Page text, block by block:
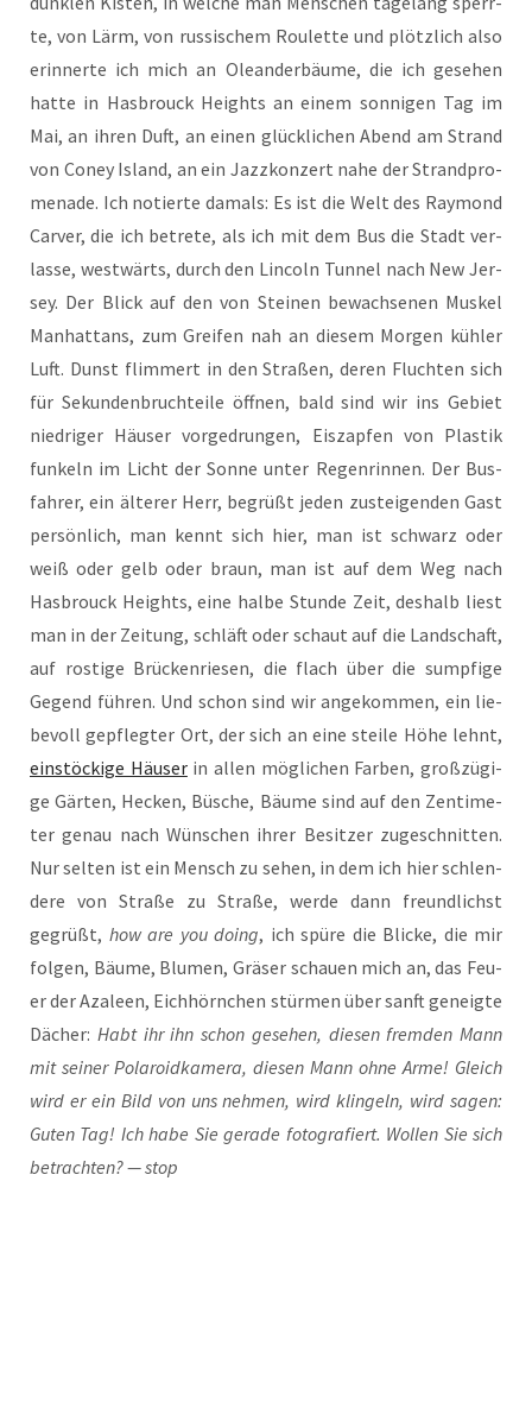
te, von Lärm, von rus­si­schem Rou­lette und plötz­lich also
erin­ner­te ich mich an Ole­an­der­bäu­me, die ich gese­hen
hat­te in Has­b­rouck Heights an einem son­ni­gen Tag im
Mai, an ihren Duft, an einen glück­li­chen Abend am Strand
von Coney Island, an ein Jazz­kon­zert nahe der Strand­pro­
me­na­de. Ich notier­te damals: Es ist die Welt des Ray­mond
Car­ver, die ich betre­te, als ich mit dem Bus die Stadt ver­
las­se, west­wärts, durch den Lin­coln Tun­nel nach New Jer­
sey. Der Blick auf den von Stei­nen bewach­se­nen Mus­kel
Man­hat­tans, zum Grei­fen nah an die­sem Mor­gen küh­ler
Luft. Dunst flim­mert in den Stra­ßen, deren Fluch­ten sich
für Sekun­den­bruch­tei­le öff­nen, bald sind wir ins Gebiet
nied­ri­ger Häu­ser vor­ge­drun­gen, Eis­zap­fen von Plas­tik
fun­keln im Licht der Son­ne unter Regen­rin­nen. Der Bus­
fah­rer, ein älte­rer Herr, begrüßt jeden zustei­gen­den Gast
per­sön­lich, man kennt sich hier, man ist schwarz oder
weiß oder gelb oder braun, man ist auf dem Weg nach
Has­b­rouck Heights, eine hal­be Stun­de Zeit, des­halb liest
man in der Zei­tung, schläft oder schaut auf die Land­schaft,
auf ros­ti­ge Brü­cken­rie­sen, die flach über die sump­fi­ge
Gegend füh­ren. Und schon sind wir ange­kom­men, ein lie­
be­voll gepfleg­ter Ort, der sich an eine stei­le Höhe lehnt,
ein­stö­cki­ge Häu­serin allen mög­li­chen Far­ben, groß­zü­gi­
ge Gär­ten, Hecken, Büsche, Bäu­me sind auf den Zen­ti­me­
ter genau nach Wün­schen ihrer Besit­zer zuge­schnit­ten.
Nur sel­ten ist ein Mensch zu sehen, in dem ich hier schlen­
de­re von Stra­ße zu Stra­ße, wer­de dann freund­lichst
gegrüßt, how are you doing, ich spü­re die Bli­cke, die mir
fol­gen, Bäu­me, Blu­men, Grä­ser schau­en mich an, das Feu­
er der Aza­leen, Eich­hörn­chen stür­men über sanft geneig­te
Dächer: Habt ihr ihn schon gese­hen, die­sen frem­den Mann
mit sei­ner Pola­roid­ka­me­ra, die­sen Mann ohne Arme! Gleich
wird er ein Bild von uns neh­men, wird klin­geln, wird sagen:
Guten Tag! Ich habe Sie gera­de foto­gra­fiert. Wol­len Sie sich
betrach­ten? — stop